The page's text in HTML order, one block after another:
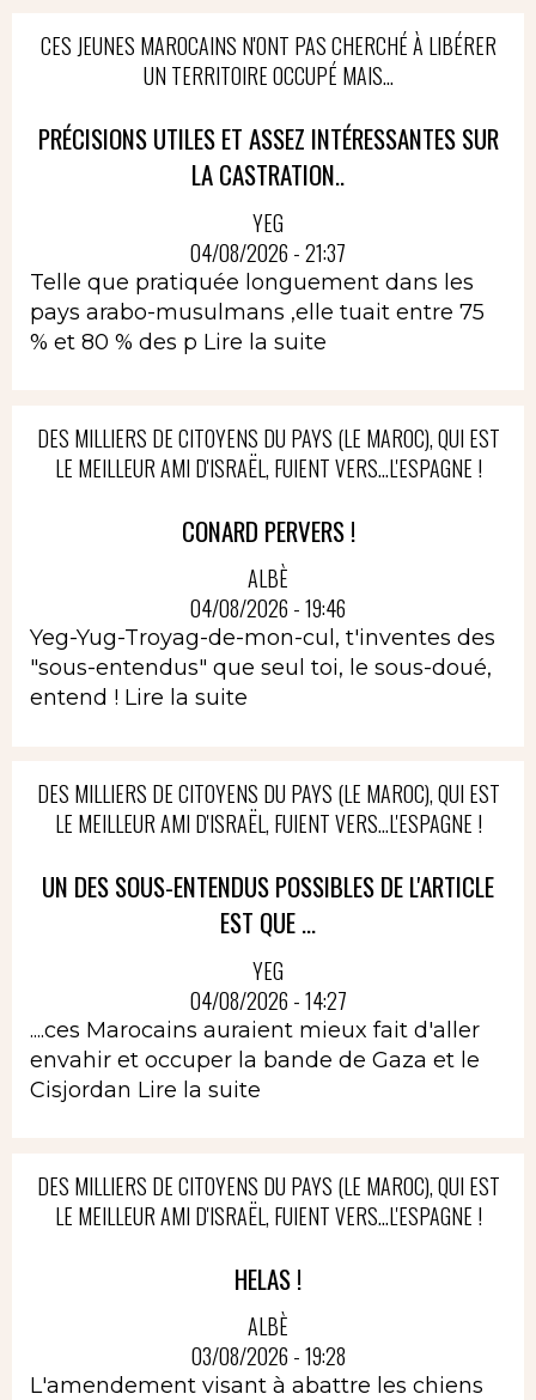
CES JEUNES MAROCAINS N'ONT PAS CHERCHÉ À LIBÉRER
UN TERRITOIRE OCCUPÉ MAIS...
PRÉCISIONS UTILES ET ASSEZ INTÉRESSANTES SUR
LA CASTRATION..
YEG
04/08/2026 - 21:37
Telle que pratiquée longuement dans les
pays arabo-musulmans ,elle tuait entre 75
% et 80 % des p Lire la suite
DES MILLIERS DE CITOYENS DU PAYS (LE MAROC), QUI EST
LE MEILLEUR AMI D'ISRAËL, FUIENT VERS...L'ESPAGNE !
CONARD PERVERS !
ALBÈ
04/08/2026 - 19:46
Yeg-Yug-Troyag-de-mon-cul, t'inventes des
"sous-entendus" que seul toi, le sous-doué,
entend ! Lire la suite
DES MILLIERS DE CITOYENS DU PAYS (LE MAROC), QUI EST
LE MEILLEUR AMI D'ISRAËL, FUIENT VERS...L'ESPAGNE !
UN DES SOUS-ENTENDUS POSSIBLES DE L'ARTICLE
EST QUE ...
YEG
04/08/2026 - 14:27
....ces Marocains auraient mieux fait d'aller
envahir et occuper la bande de Gaza et le
Cisjordan Lire la suite
DES MILLIERS DE CITOYENS DU PAYS (LE MAROC), QUI EST
LE MEILLEUR AMI D'ISRAËL, FUIENT VERS...L'ESPAGNE !
HELAS !
ALBÈ
03/08/2026 - 19:28
L'amendement visant à abattre les chiens